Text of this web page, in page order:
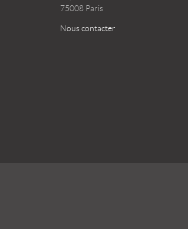
75008 Paris
Nous contacter